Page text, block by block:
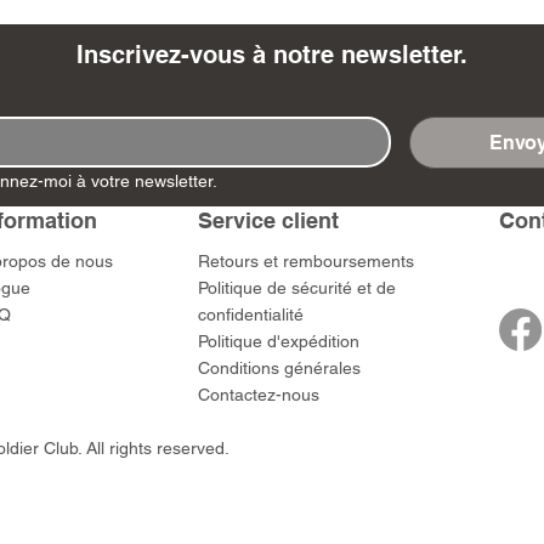
Ashigaru
Set
Army)
SW012 - Tokugawa
Ieyasu
Prix
59,00 $US
RTA151 -
AP Medic
DD404 - AP The Scout
DD403 - AP
Inscrivez-vous à notre newsletter.
moi à votre newsletter.
de nous
Service client
​Retours et remboursements
Politique de sécurité et de
confidentialité
Politique d'expédition
Conditions générales
Contactez-nous
Club. All rights reserved.